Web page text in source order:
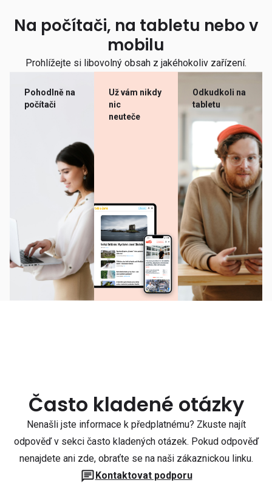
Na počítači, na tabletu nebo v
mobilu
Prohlížejte si libovolný obsah z jakéhokoliv zařízení.
Pohodlně na
počítači
Už vám nikdy
nic
neuteče
Odkudkoli na
tabletu
Často kladené otázky
Nenašli jste informace k předplatnému? Zkuste najít
odpověď v sekci často kladených otázek. Pokud odpověď
nenajdete ani zde, obraťte se na naši zákaznickou linku.
Kontaktovat podporu